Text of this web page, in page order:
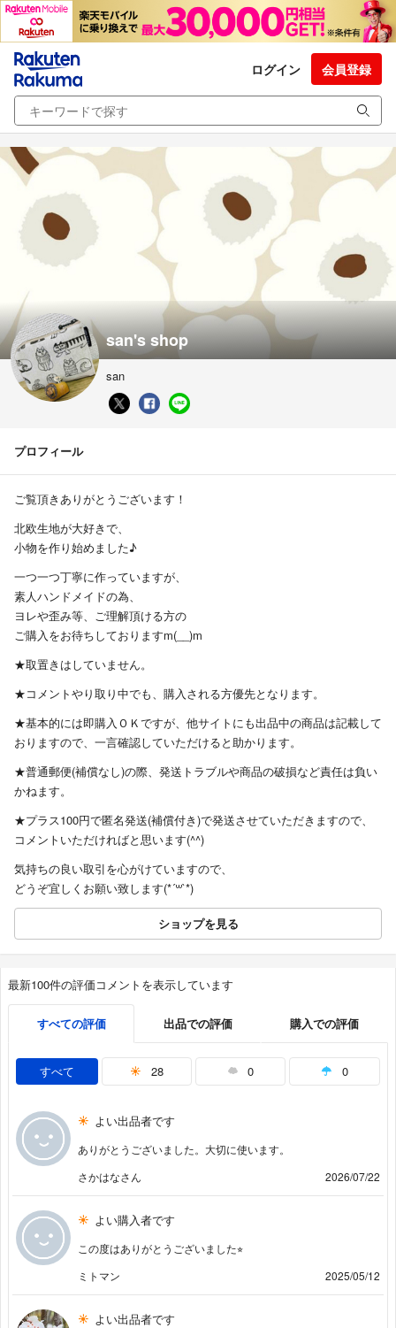
ログイン 会員登録
san's shop
san
プロフィール
ご覧頂きありがとうございます！
北欧生地が大好きで、
小物を作り始めました♪
一つ一つ丁寧に作っていますが、
素人ハンドメイドの為、
ヨレや歪み等、ご理解頂ける方の
ご購入をお待ちしておりますm(__)m
★取置きはしていません。
★コメントやり取り中でも、購入される方優先となります。
★基本的には即購入ＯＫですが、他サイトにも出品中の商品は記載して
おりますので、一言確認していただけると助かります。
★普通郵便(補償なし)の際、発送トラブルや商品の破損など責任は負い
かねます。
★プラス100円で匿名発送(補償付き)で発送させていただきますので、
コメントいただければと思います(^^)
気持ちの良い取引を心がけていますので、
どうぞ宜しくお願い致します(*´꒳`*)
ショップを見る
最新100件の評価コメントを表示しています
すべての評価 出品での評価 購入での評価
すべて 28 0 0
よい出品者です
ありがとうございました。大切に使います。
さかはなさん
2026/07/22
よい購入者です
この度はありがとうございました⭐︎
ミトマン
2025/05/12
よい出品者です